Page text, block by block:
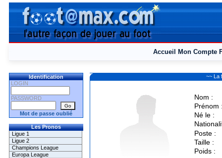
Accueil Mon Compte
Identification
LOGIN
PASSWORD
Mot de passe oublié
Les Pronos
Ligue 1
Ligue 2
Champions League
Europa League
~~ La
Nom :
Prénom
Né le :
Poste :
Taille :
Poids :